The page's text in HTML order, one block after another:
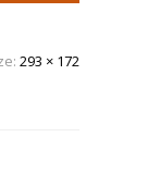
293 × 172